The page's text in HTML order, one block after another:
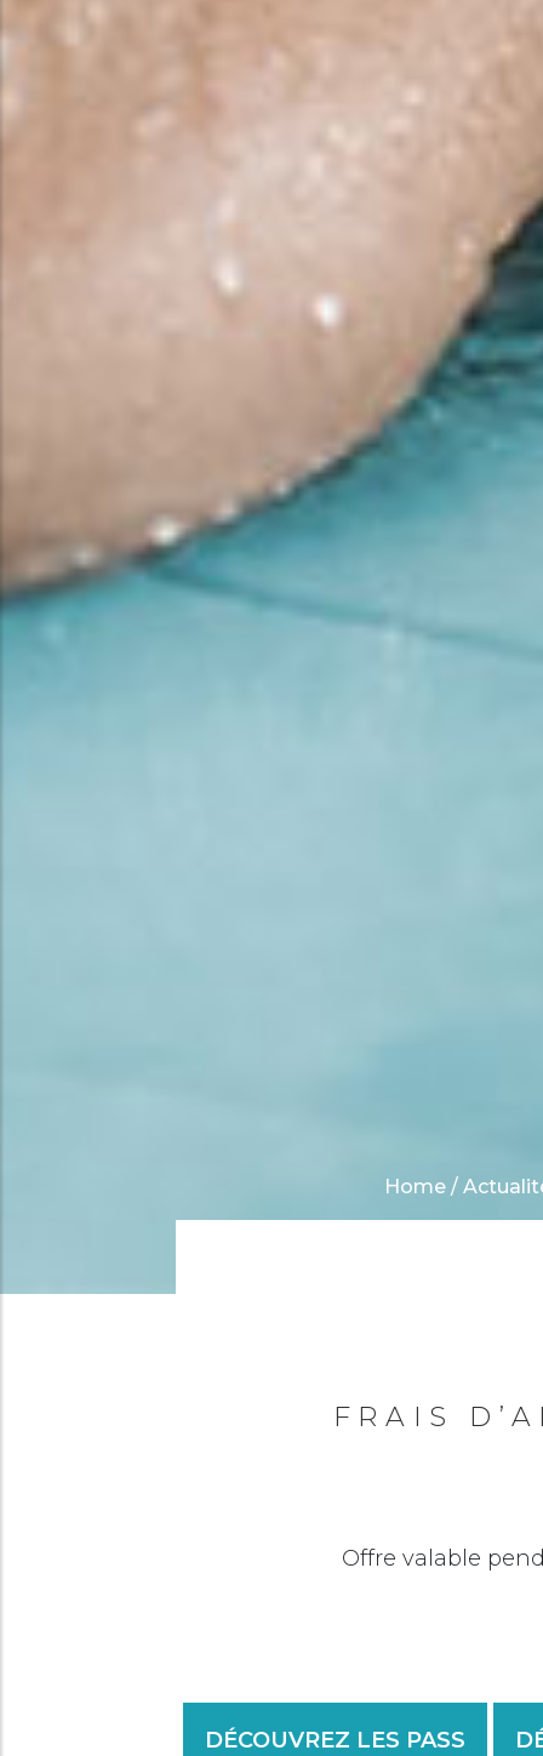
Home/
FRAIS
Offre valable
DÉCOUVREZ LES PASS